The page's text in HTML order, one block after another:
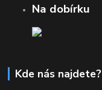
Na dobírku
Kde nás najdete?